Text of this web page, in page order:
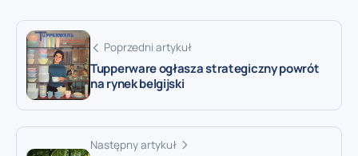
Poprzedni artykuł
Tupperware ogłasza strategiczny powrót
na rynek belgijski
Następny artykuł